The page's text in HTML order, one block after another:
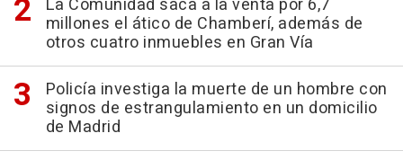
La Comunidad saca a la venta por 6,7
millones el ático de Chamberí, además de
otros cuatro inmuebles en Gran Vía
Policía investiga la muerte de un hombre con
signos de estrangulamiento en un domicilio
de Madrid